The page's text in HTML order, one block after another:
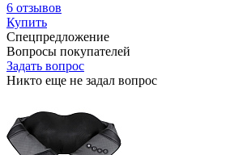
6 отзывов
Купить
Спецпредложение
Вопросы покупателей
Задать вопрос
Никто еще не задал вопрос